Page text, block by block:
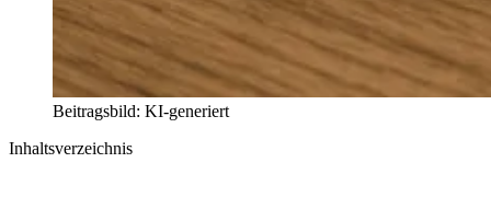
Beitragsbild: KI-generiert
Inhaltsverzeichnis